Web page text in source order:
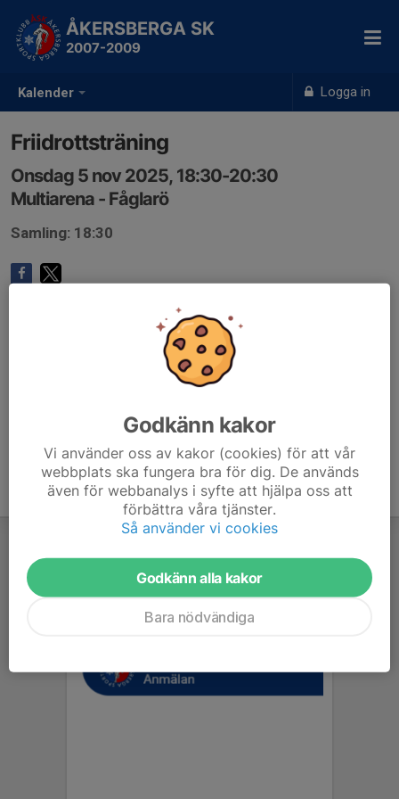
Kalender Logga in
ÅKERSBERGA SK
2007-2009
Friidrottsträning
Onsdag 5 nov 2025, 18:30-20:30
Multiarena - Fåglarö
Samling: 18:30
Godkänn kakor
Vi använder oss av kakor (cookies) för att vår
webbplats ska fungera bra för dig. De används
även för webbanalys i syfte att hjälpa oss att
förbättra våra tjänster.
Så använder vi cookies
Godkänn alla kakor
Bara nödvändiga